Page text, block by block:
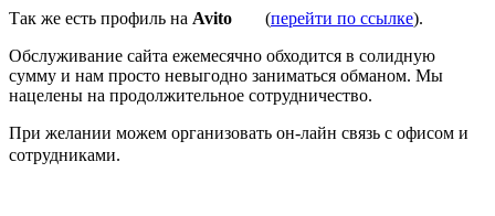
Так же есть профиль на Avito (перейти по ссылке).
Обслуживание сайта ежемесячно обходится в солидную
сумму и нам просто невыгодно заниматься обманом. Мы
нацелены на продолжительное сотрудничество.
При желании можем организовать он-лайн связь с офисом и
сотрудниками.